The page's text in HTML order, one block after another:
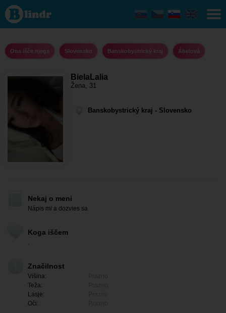
BielaLalia - Ona
išče njega
Banskobystrický
kraj - Ábelová
Ona išče njega Slovensko Banskobystrický kraj Ábelová
BielaLalia
Žena, 31
Banskobystrický kraj - Slovensko
Nekaj o meni
Nápis mi a dozvies sa
Koga iščem
.
Značilnost
Višina:
Teža:
Lasje:
Oči: